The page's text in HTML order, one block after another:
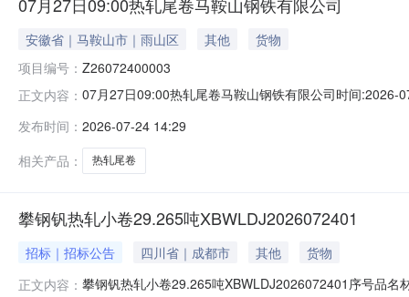
安徽省｜马鞍山市｜雨山区 其他
货物
项目编号： Z26072400003
正文内容： 07月27日09:00热轧尾卷马鞍山钢铁有限公司时间
保证金：￥1,700.00元交易保证金：￥1,700.00元竞价
发布时间： 2026-07-24 14:29
相关产品：
热轧尾卷
攀钢钒热轧小卷29.265吨XBWLDJ2026072401
招标｜招标公告 四川省｜成都市 其他
货物
正文内容： 攀钢钒热轧小卷29.265吨XBWLDJ2026072401序号品